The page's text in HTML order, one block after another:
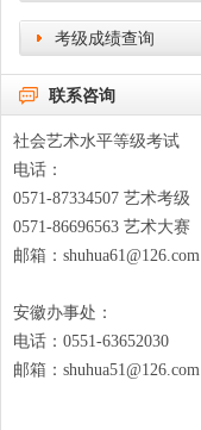
考级成绩查询
联系咨询
社会艺术水平等级考试
电话：
0571-87334507 艺术考级
0571-86696563 艺术大赛
邮箱：shuhua61@126.com
安徽办事处：
电话：0551-63652030
邮箱：shuhua51@126.com